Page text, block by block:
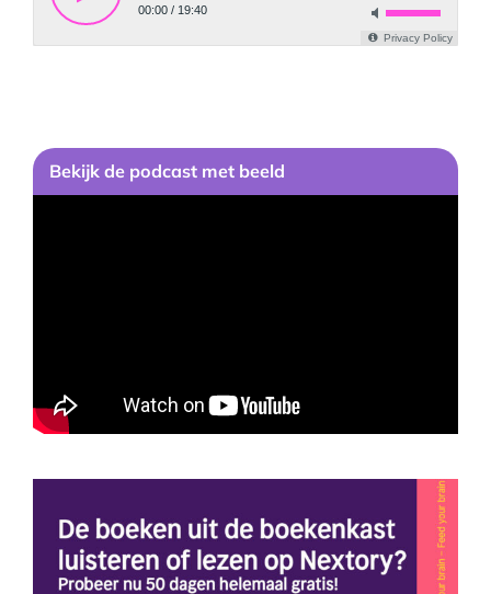
Bekijk de podcast met beeld